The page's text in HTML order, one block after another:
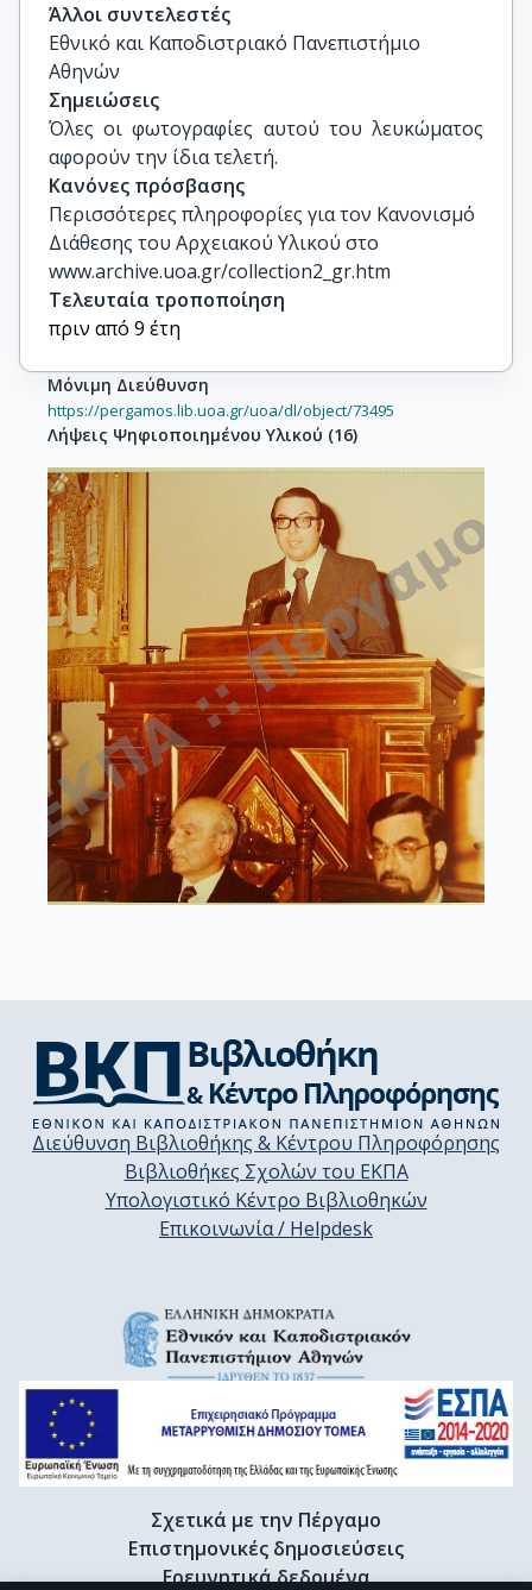
Άλλοι συντελεστές
Εθνικό και Καποδιστριακό Πανεπιστήμιο
Αθηνών
Σημειώσεις
Όλες οι φωτογραφίες αυτού του λευκώματος
αφορούν την ίδια τελετή.
Κανόνες πρόσβασης
Περισσότερες πληροφορίες για τον Κανονισμό
Διάθεσης του Αρχειακού Υλικού στο
www.archive.uoa.gr/collection2_gr.htm
Τελευταία τροποποίηση
πριν από 9 έτη
Μόνιμη Διεύθυνση
https://pergamos.lib.uoa.gr/uoa/dl/object/73495
Λήψεις Ψηφιοποιημένου Υλικού (16)
Διεύθυνση Βιβλιοθήκης & Κέντρου Πληροφόρησης
Βιβλιοθήκες Σχολών του ΕΚΠΑ
Υπολογιστικό Κέντρο Βιβλιοθηκών
Επικοινωνία / Helpdesk
Σχετικά με την Πέργαμο
Επιστημονικές δημοσιεύσεις
Ερευνητικά δεδομένα